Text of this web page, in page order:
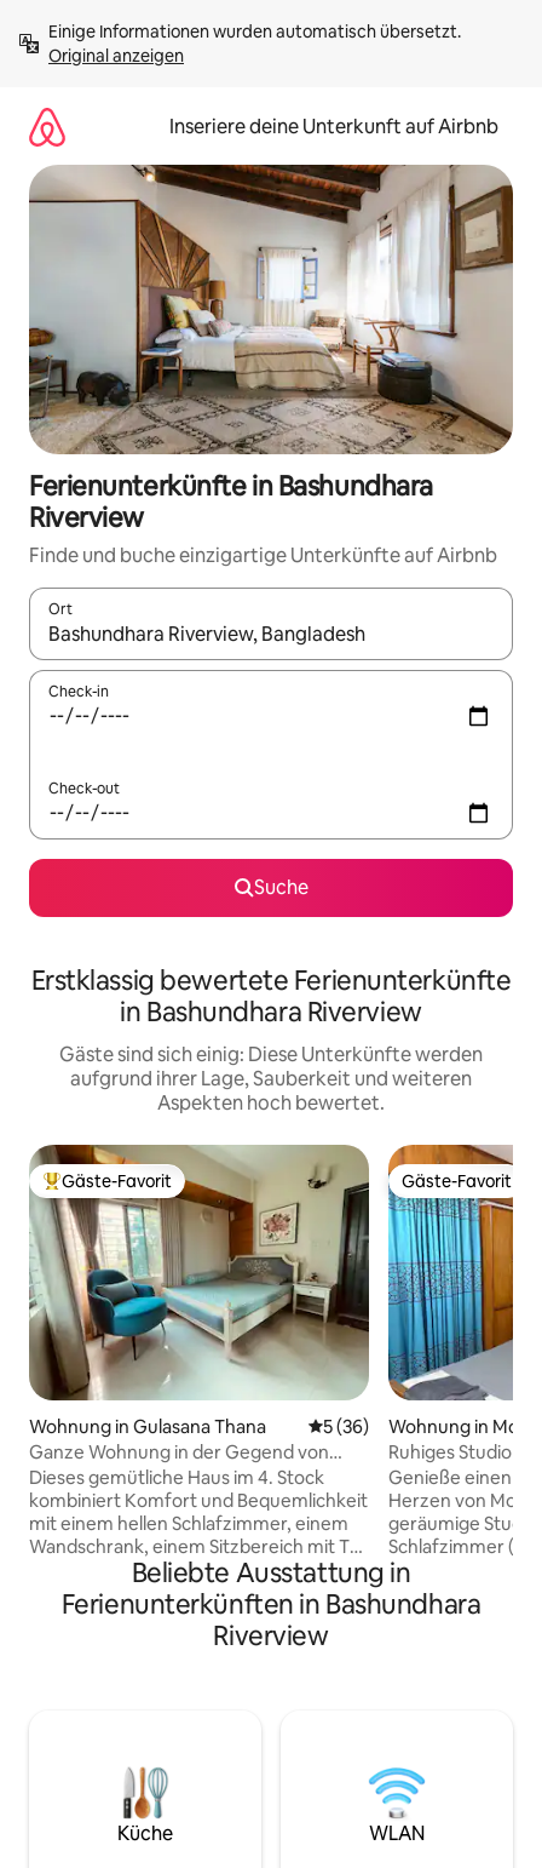
Inhalten
springenOriginal anzeigen
Inseriere deine Unterkunft auf Airbnb
Ferienunterkünfte in Bashundhara
Riverview
Finde und buche einzigartige Unterkünfte auf Airbnb
Ort
Wenn Ergebnisse verfügbar sind, navigiere mit den
Check-in
Check-out
Suche
Erstklassig bewertete Ferienunterkünfte
in Bashundhara Riverview
Gäste sind sich einig: Diese Unterkünfte werden
aufgrund ihrer Lage, Sauberkeit und weiteren
Aspekten hoch bewertet.
Beliebter Gäste-Favorit.
Gäste-Favorit
Wohnung in Gulasana Thana Durchschnittliche
5 (36)
Ganze Wohnung in der Gegend von
Gulshan-1
Dieses gemütliche Haus im 4. Stock
kombiniert Komfort und Bequemlichkeit
mit einem hellen Schlafzimmer, einem
Wandschrank, einem Sitzbereich mit TV,
einem Gebetsraum, einem Arbeitsplatz
und einem Essbereich. Die Küche
verfügt über einen Kühlschrank, einen
Backofen und einen HI-TECH-
Gulshan Aarong Outlet und ist nur
wenige Gehminuten von
Lebensmittelgeschäften entfernt. Sie ist
perfekt für ruhiges Lesen, Arbeiten von
Gäste-Favorit
Gäste-Favorit
Wohnung in
Thana
Ruhiges Studio in
(gesamte
Genieße einen
Herzen von
geräumige
Schlafzimmer
ruhigen Gasse in
die perfekte
Erreichbarkeit
von den
Heart Institute,
Suhrawardy
Ring Road. In der
Beliebte Ausstattung in
Ferienunterkünften in Bashundhara
Riverview
Küche WLAN